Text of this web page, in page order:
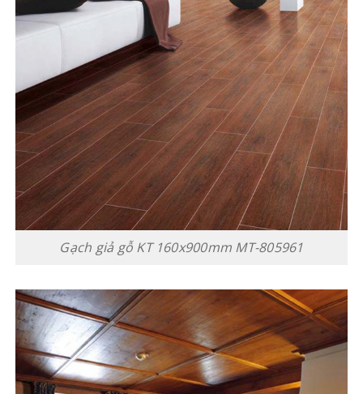
Gạch giả gỗ KT 160x900mm MT-805961